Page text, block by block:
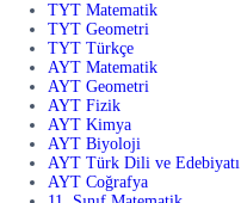
TYT Matematik
TYT Geometri
TYT Türkçe
AYT Matematik
AYT Geometri
AYT Fizik
AYT Kimya
AYT Biyoloji
AYT Türk Dili ve Edebiyatı
AYT Coğrafya